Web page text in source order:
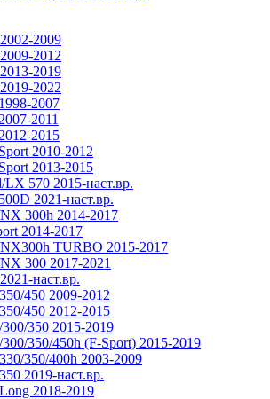
2009
2012
2019
2022
2007
2011
2015
2010-2012
2013-2015
570 2015-наст.вр.
2021-наст.вр.
300h 2014-2017
2014-2017
TURBO 2015-2017
300 2017-2021
наст.вр.
450 2009-2012
450 2012-2015
350 2015-2019
350/450h (F-Sport) 2015-2019
350/400h 2003-2009
2019-наст.вр.
2018-2019